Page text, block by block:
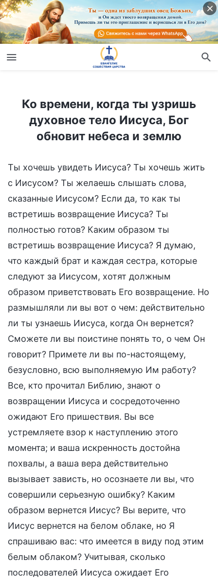
Ко времени, когда ты узришь
духовное тело Иисуса, Бог
обновит небеса и землю
Ты хочешь увидеть Иисуса? Ты хочешь жить
с Иисусом? Ты желаешь слышать слова,
сказанные Иисусом? Если да, то как ты
встретишь возвращение Иисуса? Ты
полностью готов? Каким образом ты
встретишь возвращение Иисуса? Я думаю,
что каждый брат и каждая сестра, которые
следуют за Иисусом, хотят должным
образом приветствовать Его возвращение. Но
размышляли ли вы вот о чем: действительно
ли ты узнаешь Иисуса, когда Он вернется?
Сможете ли вы поистине понять то, о чем Он
говорит? Примете ли вы по-настоящему,
безусловно, всю выполняемую Им работу?
Все, кто прочитал Библию, знают о
возвращении Иисуса и сосредоточенно
ожидают Его пришествия. Вы все
устремляете взор к наступлению этого
момента; и ваша искренность достойна
похвалы, а ваша вера действительно
вызывает зависть, но осознаете ли вы, что
совершили серьезную ошибку? Каким
образом вернется Иисус? Вы верите, что
Иисус вернется на белом облаке, но Я
спрашиваю вас: что имеется в виду под этим
белым облаком? Учитывая, сколько
последователей Иисуса ожидает Его